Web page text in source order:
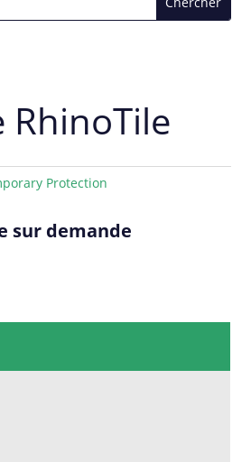
RhinoTile
Protection
sur demande